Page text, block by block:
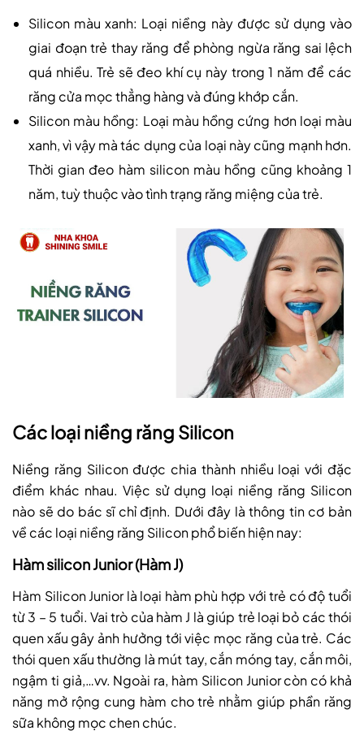
Silicon màu xanh: Loại niềng này được sử dụng vào
giai đoạn trẻ thay răng để phòng ngừa răng sai lệch
quá nhiều. Trẻ sẽ đeo khí cụ này trong 1 năm để các
răng cửa mọc thẳng hàng và đúng khớp cắn.
Silicon màu hồng: Loại màu hồng cứng hơn loại màu
xanh, vì vậy mà tác dụng của loại này cũng mạnh hơn.
Thời gian đeo hàm silicon màu hồng cũng khoảng 1
năm, tuỳ thuộc vào tình trạng răng miệng của trẻ.
Các loại niềng răng Silicon
Niềng răng Silicon được chia thành nhiều loại với đặc
điểm khác nhau. Việc sử dụng loại niềng răng Silicon
nào sẽ do bác sĩ chỉ định. Dưới đây là thông tin cơ bản
về các loại niềng răng Silicon phổ biến hiện nay:
Hàm silicon Junior (Hàm J)
Hàm Silicon Junior là loại hàm phù hợp với trẻ có độ tuổi
từ 3 – 5 tuổi. Vai trò của hàm J là giúp trẻ loại bỏ các thói
quen xấu gây ảnh hưởng tới việc mọc răng của trẻ. Các
thói quen xấu thường là mút tay, cắn móng tay, cắn môi,
ngậm ti giả,…vv. Ngoài ra, hàm Silicon Junior còn có khả
năng mở rộng cung hàm cho trẻ nhằm giúp phần răng
sữa không mọc chen chúc.